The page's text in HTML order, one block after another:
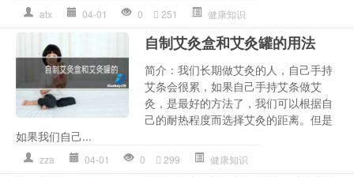
atx 04-01 0 251 健康知识
自制艾灸盒和艾灸罐的用法
简介：我们长期做艾灸的人，自己手持
艾条会很累，如果自己手持艾条做艾
灸，是最好的方法了，我们可以根据自
己的耐热程度而选择艾灸的距离。但是
如果我们自己...
zza 04-01 0 299 健康知识